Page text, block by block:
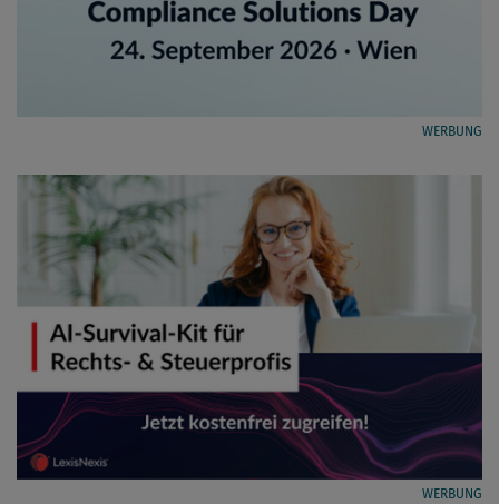
WERBUNG
WERBUNG